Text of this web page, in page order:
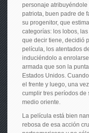
personaje
patriota, buen padre de
su progenitor, que
categorías: los lobos,
que decir tiene, decidió
película, los atentados
induciéndolo a
armada que son la
Estados Unidos.
el frente y luego, una
cumplir tres períodos de
medio oriente.
La película está bien
rebosa de esa acción